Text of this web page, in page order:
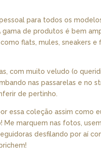
para todos os
de produtos é bem
flats, mules, sneakers e
com muito veludo (o
nas passarelas e no
de pertinho.
essa coleção assim como
Me marquem nas fotos,
desfilando por aí